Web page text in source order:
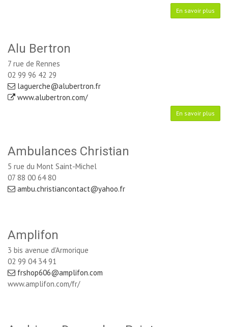
En savoir plus
Alu Bertron
7 rue de Rennes
02 99 96 42 29
laguerche@alubertron.fr
www.alubertron.com/
En savoir plus
Ambulances Christian
5 rue du Mont Saint-Michel
07 88 00 64 80
ambu.christiancontact@yahoo.fr
Amplifon
3 bis avenue d'Armorique
02 99 04 34 91
frshop606@amplifon.com
www.amplifon.com/fr/